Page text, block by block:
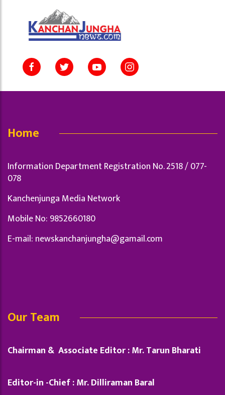
Home
Information Department Registration No. 2518 / 077-
078
Kanchenjunga Media Network
Mobile No: 9852660180
E-mail: newskanchanjungha@gamail.com
Our Team
Chairman & Associate Editor : Mr. Tarun Bharati
Editor-in -Chief : Mr. Dilliraman Baral